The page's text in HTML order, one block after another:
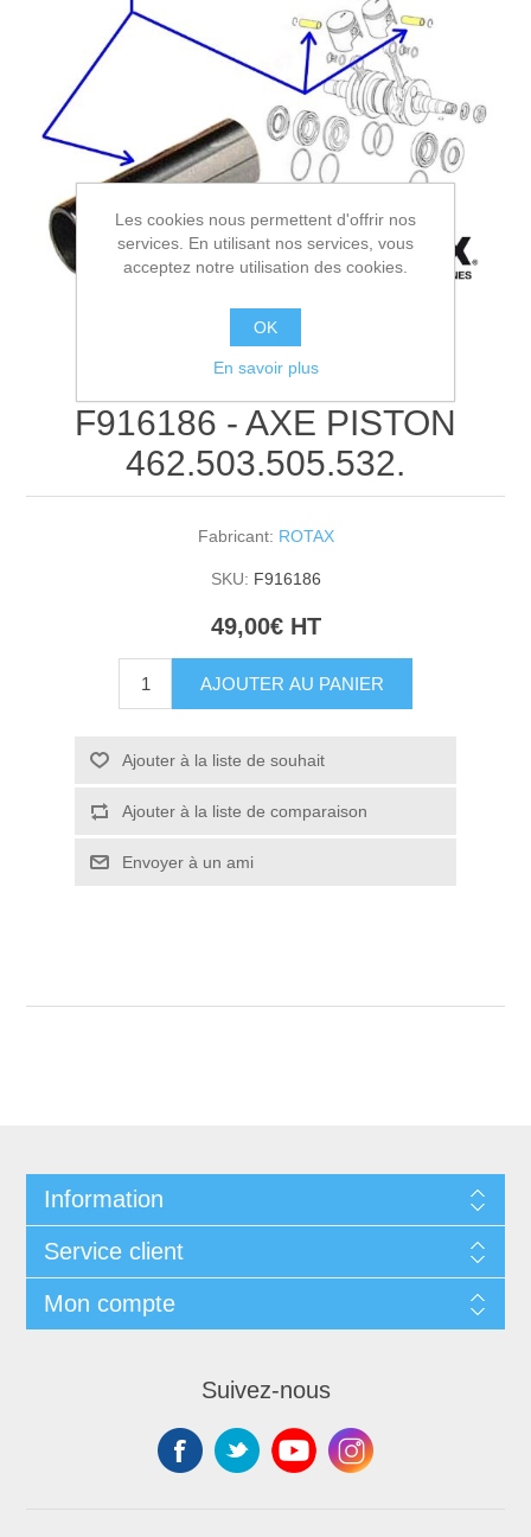
F916186 - AXE PISTON
462.503.505.532.
Fabricant: ROTAX
SKU: F916186
49,00€ HT
AJOUTER AU PANIER
Ajouter à la liste de souhait
Ajouter à la liste de comparaison
Envoyer à un ami
Information
Service client
Mon compte
Suivez-nous
Les cookies nous permettent d'offrir nos
services. En utilisant nos services, vous
acceptez notre utilisation des cookies.
OK
En savoir plus